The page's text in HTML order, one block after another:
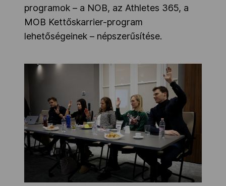
programok – a NOB, az Athletes 365, a
MOB Kettőskarrier-program
lehetőségeinek – népszerűsítése.